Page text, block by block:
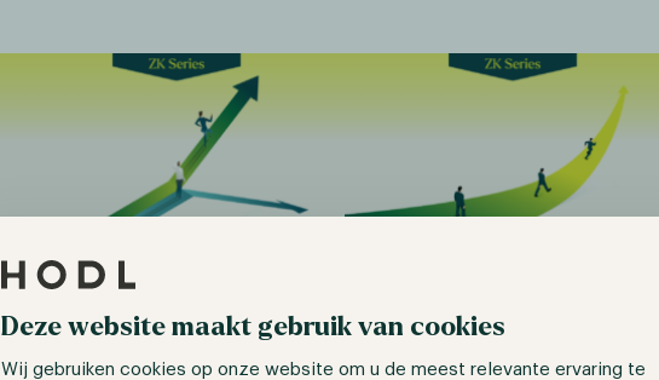
Deze website maakt gebruik van cookies
Wij gebruiken cookies op onze website om u de meest relevante ervaring te
ZK Series:
Rendement in een
neerwaartse markt
van rendement-op-
rendement